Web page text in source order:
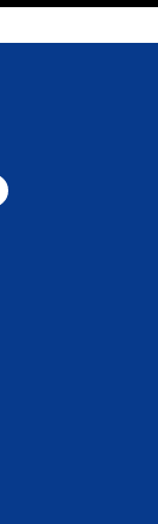
infecciones: